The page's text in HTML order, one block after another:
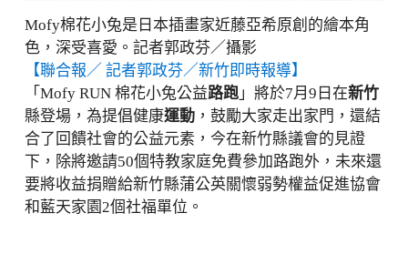
Mofy棉花小兔是日本插畫家近藤亞希原創的繪本角
色，深受喜愛。記者郭政芬／攝影
【聯合報／ 記者郭政芬／新竹即時報導】
「Mofy RUN 棉花小兔公益路跑」將於7月9日在新竹
縣登場，為提倡健康運動，鼓勵大家走出家門，還結
合了回饋社會的公益元素，今在新竹縣議會的見證
下，除將邀請50個特教家庭免費參加路跑外，未來還
要將收益捐贈給新竹縣蒲公英關懷弱勢權益促進協會
和藍天家園2個社福單位。